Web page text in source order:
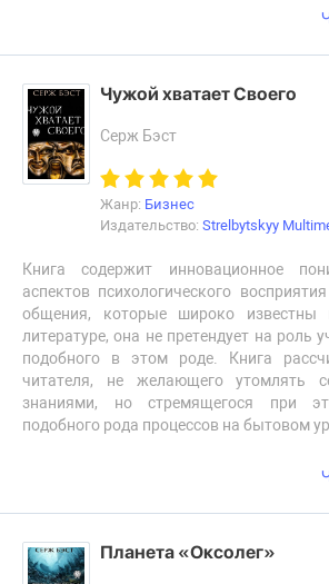
Чужой хватает Своего
Серж Бэст
Жанр: Бизнес
Издательство: Strelbytskyy
Книга содержит инновационное
аспектов психологического
общения, которые широко известны
литературе, она не претендует на роль
подобного в этом роде. Книга
читателя, не желающего утомлять
знаниями, но стремящегося при
подобного рода процессов на бытовом
Планета «Оксолег»